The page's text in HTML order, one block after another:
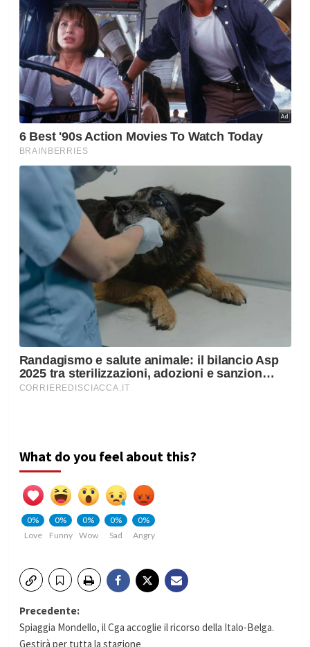
What do you feel about this?
0%
Love
0%
Funny
0%
Wow
0%
Sad
0%
Angry
Navigazione
Precedente:
Spiaggia Mondello, il Cga accoglie il ricorso della Italo-Belga.
Gestirà per tutta la stagione